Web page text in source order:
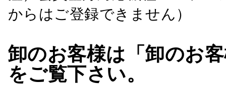
からはご登録できません）
卸のお客様は「卸のお
をご覧下さい。